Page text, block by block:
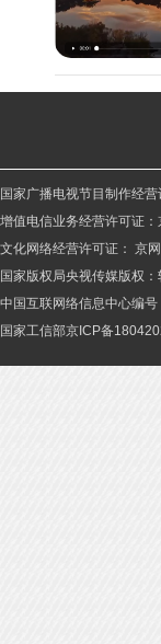
国家广播电视节目制作经
增值电信业务经营许可证
文化网络经营许可证： 京
国家版权局央视传媒版权
中国互联网络信息中心编
国家工信部京ICP备